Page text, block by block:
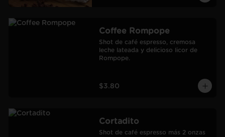
Coffee Rompope
Shot de café espresso, cremosa
leche lateada y delicioso licor de
Rompope.
$3.80
Cortadito
Shot de café espresso más 2 onzas